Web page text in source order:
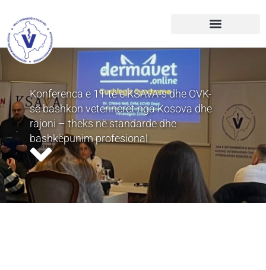
Konferenca e 11-të e KSAVA-s dhe OVK-
së bashkon veterinerët nga Kosova dhe
rajoni – theks në standarde dhe
bashkëpunim profesional